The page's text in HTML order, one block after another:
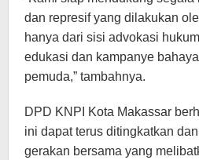
dan represif yang dilakukan
hanya dari sisi advokasi
edukasi dan kampanye
pemuda,” tambahnya.
DPD KNPI Kota Makassar
ini dapat terus ditingkatkan
gerakan bersama yang